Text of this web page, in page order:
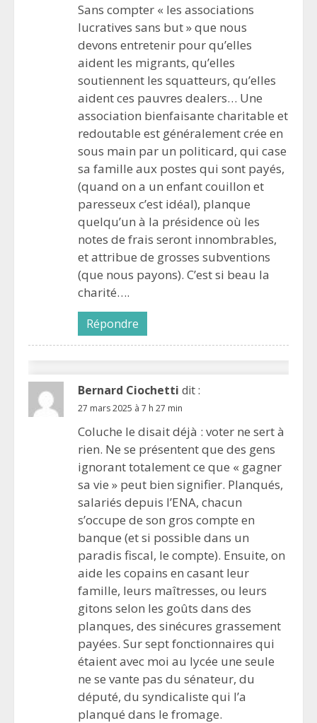
Sans compter « les associations
lucratives sans but » que nous
devons entretenir pour qu’elles
aident les migrants, qu’elles
soutiennent les squatteurs, qu’elles
aident ces pauvres dealers… Une
association bienfaisante charitable et
redoutable est généralement crée en
sous main par un politicard, qui case
sa famille aux postes qui sont payés,
(quand on a un enfant couillon et
paresseux c’est idéal), planque
quelqu’un à la présidence où les
notes de frais seront innombrables,
et attribue de grosses subventions
(que nous payons). C’est si beau la
charité….
Répondre
Bernard Ciochetti dit :
27 mars 2025 à 7 h 27 min
Coluche le disait déjà : voter ne sert à
rien. Ne se présentent que des gens
ignorant totalement ce que « gagner
sa vie » peut bien signifier. Planqués,
salariés depuis l’ENA, chacun
s’occupe de son gros compte en
banque (et si possible dans un
paradis fiscal, le compte). Ensuite, on
aide les copains en casant leur
famille, leurs maîtresses, ou leurs
gitons selon les goûts dans des
planques, des sinécures grassement
payées. Sur sept fonctionnaires qui
étaient avec moi au lycée une seule
ne se vante pas du sénateur, du
député, du syndicaliste qui l’a
planqué dans le fromage.